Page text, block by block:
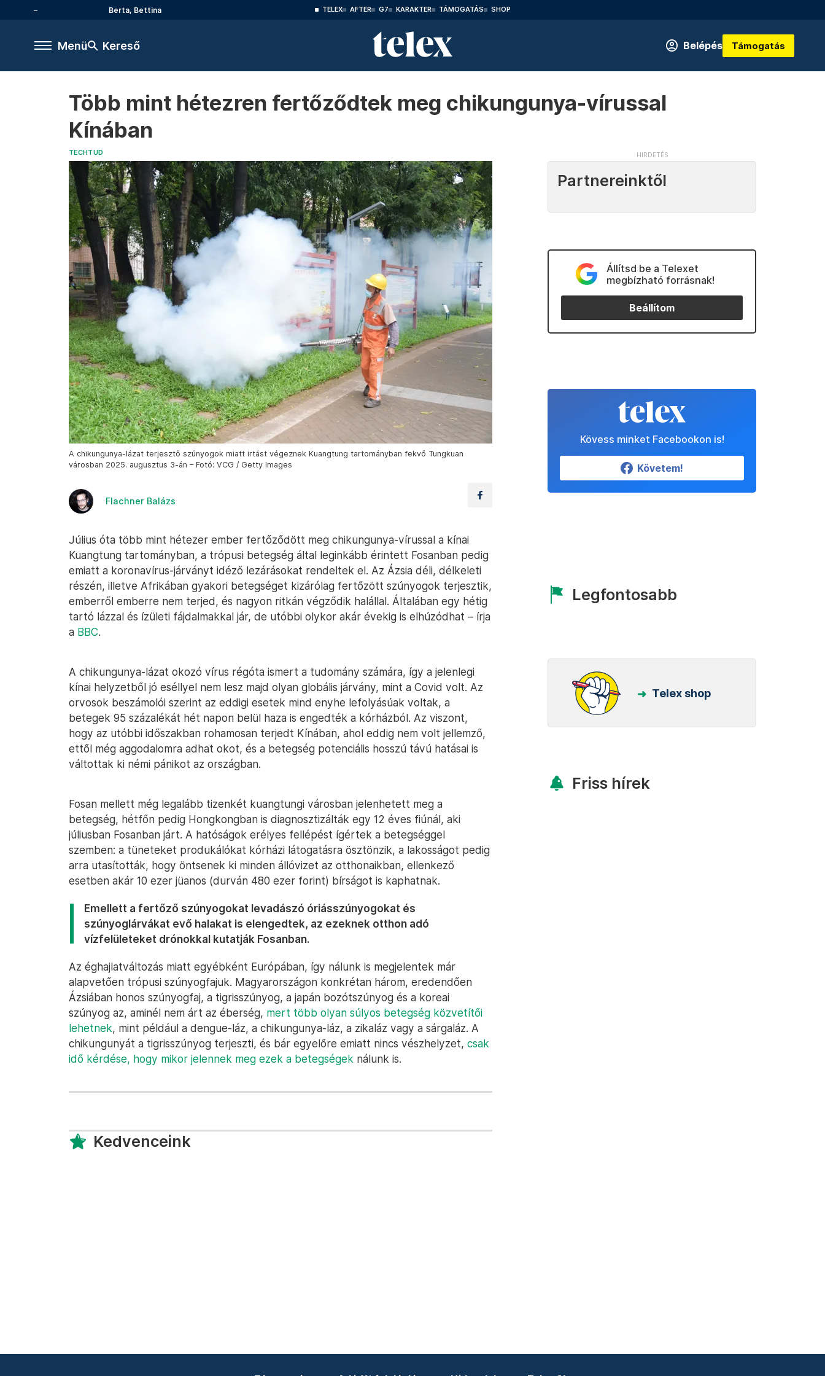
Berta, Bettina TELEX AFTER G7 KARAKTER TÁMOGATÁS SHOP
Menü Kereső Belépés Támogatás
Több mint hétezren fertőződtek meg chikungunya-vírussal
Kínában
TECHTUD
A chikungunya-lázat terjesztő szúnyogok miatt irtást végeznek Kuangtung tartományban fekvő Tungkuan
városban 2025. augusztus 3-án – Fotó: VCG / Getty Images
Flachner Balázs
Július óta több mint hétezer ember fertőződött meg chikungunya-vírussal a kínai
Kuangtung tartományban, a trópusi betegség által leginkább érintett Fosanban pedig
emiatt a koronavírus-járványt idéző lezárásokat rendeltek el. Az Ázsia déli, délkeleti
részén, illetve Afrikában gyakori betegséget kizárólag fertőzött szúnyogok terjesztik,
emberről emberre nem terjed, és nagyon ritkán végződik halállal. Általában egy hétig
tartó lázzal és ízületi fájdalmakkal jár, de utóbbi olykor akár évekig is elhúzódhat – írja
a BBC.
A chikungunya-lázat okozó vírus régóta ismert a tudomány számára, így a jelenlegi
kínai helyzetből jó eséllyel nem lesz majd olyan globális járvány, mint a Covid volt. Az
orvosok beszámolói szerint az eddigi esetek mind enyhe lefolyásúak voltak, a
betegek 95 százalékát hét napon belül haza is engedték a kórházból. Az viszont,
hogy az utóbbi időszakban rohamosan terjedt Kínában, ahol eddig nem volt jellemző,
ettől még aggodalomra adhat okot, és a betegség potenciális hosszú távú hatásai is
váltottak ki némi pánikot az országban.
Fosan mellett még legalább tizenkét kuangtungi városban jelenhetett meg a
betegség, hétfőn pedig Hongkongban is diagnosztizálták egy 12 éves fiúnál, aki
júliusban Fosanban járt. A hatóságok erélyes fellépést ígértek a betegséggel
szemben: a tüneteket produkálókat kórházi látogatásra ösztönzik, a lakosságot pedig
arra utasították, hogy öntsenek ki minden állóvizet az otthonaikban, ellenkező
esetben akár 10 ezer jüanos (durván 480 ezer forint) bírságot is kaphatnak.
Emellett a fertőző szúnyogokat levadászó óriásszúnyogokat és
szúnyoglárvákat evő halakat is elengedtek, az ezeknek otthon adó
vízfelületeket drónokkal kutatják Fosanban.
Az éghajlatváltozás miatt egyébként Európában, így nálunk is megjelentek már
alapvetően trópusi szúnyogfajuk. Magyarországon konkrétan három, eredendően
Ázsiában honos szúnyogfaj, a tigrisszúnyog, a japán bozótszúnyog és a koreai
szúnyog az, aminél nem árt az éberség, mert több olyan súlyos betegség közvetítői
lehetnek, mint például a dengue-láz, a chikungunya-láz, a zikaláz vagy a sárgaláz. A
chikungunyát a tigrisszúnyog terjeszti, és bár egyelőre emiatt nincs vészhelyzet, csak
idő kérdése, hogy mikor jelennek meg ezek a betegségek nálunk is.
Kedvenceink
Partnereinktől
Állítsd be a Telexet
megbízható forrásnak!
Beállítom
Kövess minket Facebookon is!
Követem!
Legfontosabb
Telex shop
Friss hírek